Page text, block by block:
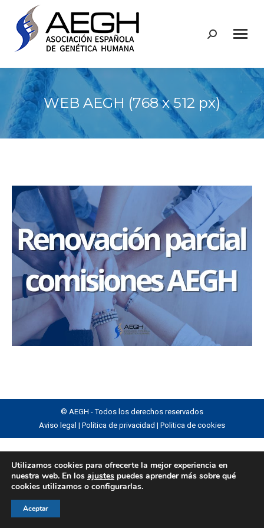
Buscar:
WEB AEGH (768 x 512 px)
© AEGH - Todos los derechos reservados
Aviso legal | Política de privacidad | Politica de cookies
Utilizamos cookies para ofrecerte la mejor experiencia en
nuestra web. En los ajustes puedes aprender más sobre qué
cookies utilizamos o configurarlas.
Aceptar